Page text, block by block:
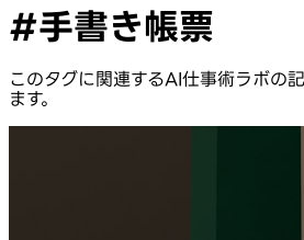
#手書き帳票
このタグに関連するAI仕事術ラボの
ます。